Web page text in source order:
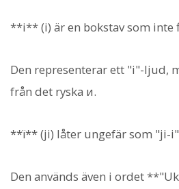
**і** (i) är en bokstav som inte
Den representerar ett "i"-ljud,
från det ryska и.
**ї** (ji) låter ungefär som "ji-
Den används även i ordet